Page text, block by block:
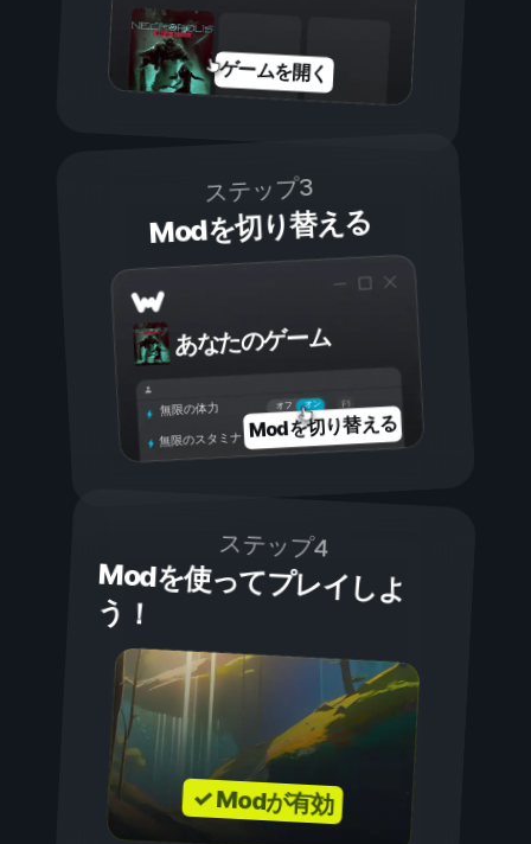
ゲームを開く
ステップ3
Modを切り替える
あなたのゲーム
オン
オフ
無限の体力
無限のスタミナ Modを切り替える
ステップ4
Modを使ってプレイしよ
う！
✓ Modが有効